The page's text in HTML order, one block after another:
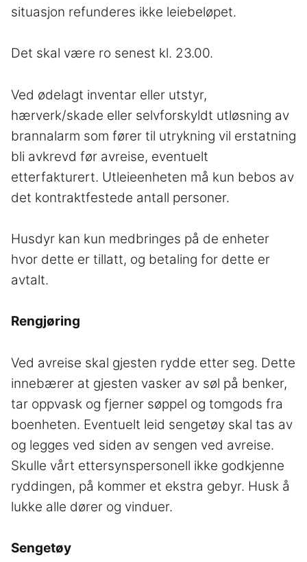
situasjon refunderes ikke leiebeløpet.
Det skal være ro senest kl. 23.00.
Ved ødelagt inventar eller utstyr,
hærverk/skade eller selvforskyldt utløsning av
brannalarm som fører til utrykning vil erstatning
bli avkrevd før avreise, eventuelt
etterfakturert. Utleieenheten må kun bebos av
det kontraktfestede antall personer.
Husdyr kan kun medbringes på de enheter
hvor dette er tillatt, og betaling for dette er
avtalt.
Rengjøring
Ved avreise skal gjesten rydde etter seg. Dette
innebærer at gjesten vasker av søl på benker,
tar oppvask og fjerner søppel og tomgods fra
boenheten. Eventuelt leid sengetøy skal tas av
og legges ved siden av sengen ved avreise.
Skulle vårt ettersynspersonell ikke godkjenne
ryddingen, på kommer et ekstra gebyr. Husk å
lukke alle dører og vinduer.
Sengetøy